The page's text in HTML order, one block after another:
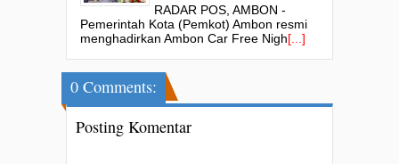
RADAR POS, AMBON -
Pemerintah Kota (Pemkot) Ambon resmi
menghadirkan Ambon Car Free Nigh[...]
0 Comments:
Posting Komentar